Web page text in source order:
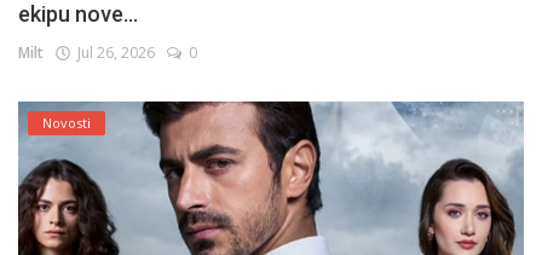
ekipu nove...
Milt Jul 26, 2026 0
Novosti